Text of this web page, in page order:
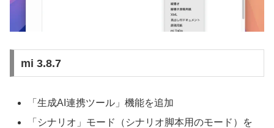
mi 3.8.7
「生成AI連携ツール」機能を追加
「シナリオ」モード（シナリオ脚本用のモード）を